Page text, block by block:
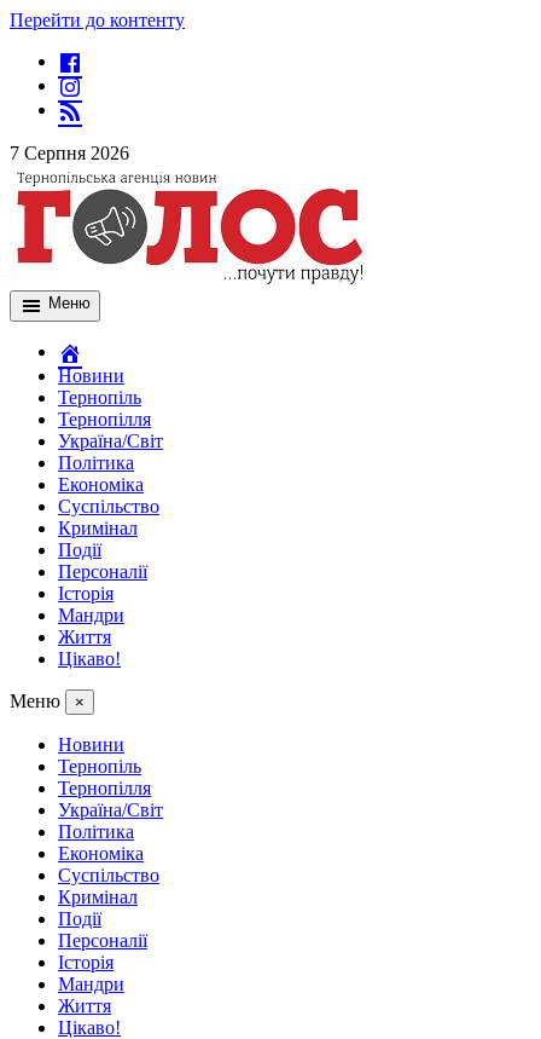
Перейти до контенту
7 Серпня 2026
Меню
Новини
Тернопіль
Тернопілля
Україна/Світ
Політика
Економіка
Суспільство
Кримінал
Події
Персоналії
Історія
Мандри
Життя
Цікаво!
Меню ×
Новини
Тернопіль
Тернопілля
Україна/Світ
Політика
Економіка
Суспільство
Кримінал
Події
Персоналії
Історія
Мандри
Життя
Цікаво!